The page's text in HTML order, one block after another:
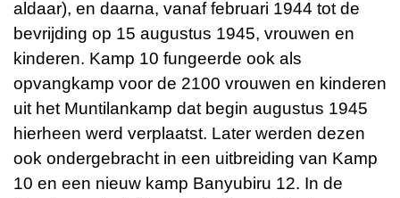
aldaar), en daarna, vanaf februari 1944 tot de
bevrijding op 15 augustus 1945, vrouwen en
kinderen. Kamp 10 fungeerde ook als
opvangkamp voor de 2100 vrouwen en kinderen
uit het Muntilankamp dat begin augustus 1945
hierheen werd verplaatst. Later werden dezen
ook ondergebracht in een uitbreiding van Kamp
10 en een nieuw kamp Banyubiru 12. In de